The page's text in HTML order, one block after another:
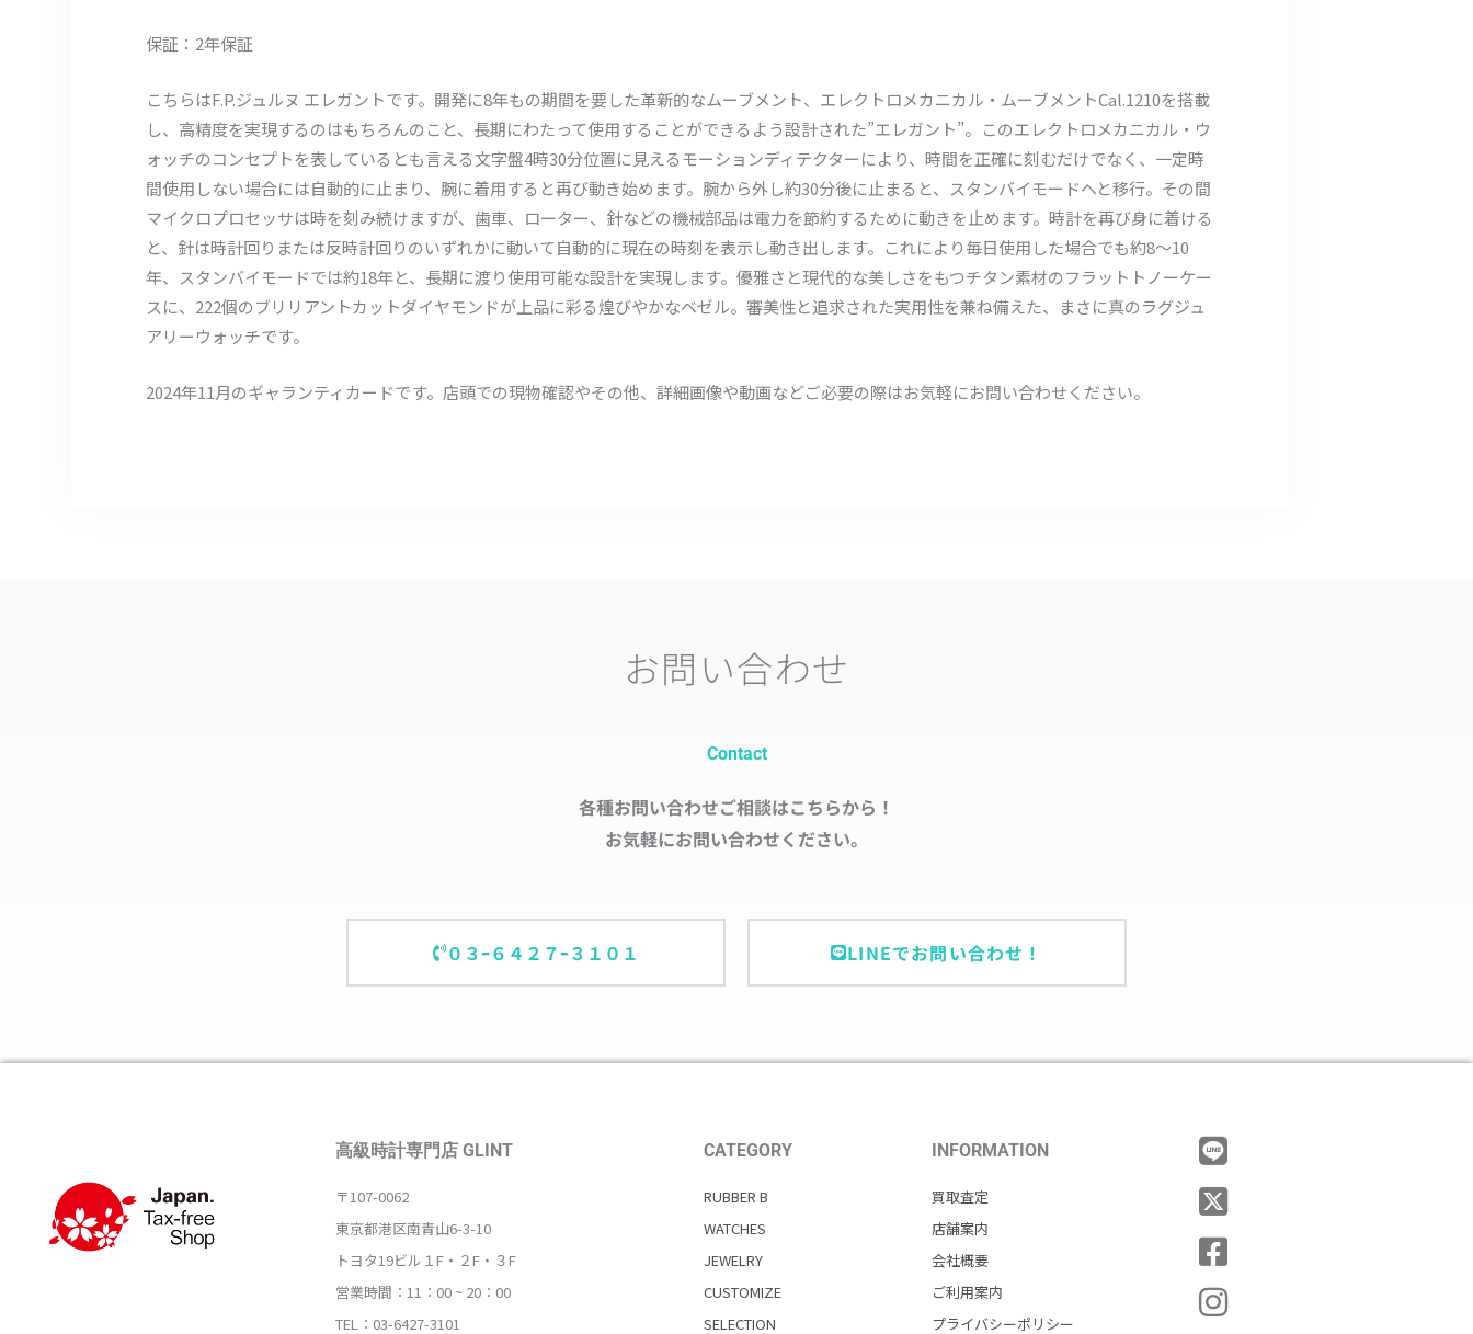
保証：2年保証
こちらはF.P.ジュルヌ エレガントです。開発に8年もの期間を要した革新的なムーブメント、エレクトロメカニカル・ムーブメントCal.1210を搭載
し、高精度を実現するのはもちろんのこと、長期にわたって使用することができるよう設計された”エレガント”。このエレクトロメカニカル・ウ
ォッチのコンセプトを表しているとも言える文字盤4時30分位置に見えるモーションディテクターにより、時間を正確に刻むだけでなく、一定時
間使用しない場合には自動的に止まり、腕に着用すると再び動き始めます。腕から外し約30分後に止まると、スタンバイモードへと移行。その間
マイクロプロセッサは時を刻み続けますが、歯車、ローター、針などの機械部品は電力を節約するために動きを止めます。時計を再び身に着ける
と、針は時計回りまたは反時計回りのいずれかに動いて自動的に現在の時刻を表示し動き出します。これにより毎日使用した場合でも約8～10
年、スタンバイモードでは約18年と、長期に渡り使用可能な設計を実現します。優雅さと現代的な美しさをもつチタン素材のフラットトノーケー
スに、222個のブリリアントカットダイヤモンドが上品に彩る煌びやかなベゼル。審美性と追求された実用性を兼ね備えた、まさに真のラグジュ
アリーウォッチです。
2024年11月のギャランティカードです。店頭での現物確認やその他、詳細画像や動画などご必要の際はお気軽にお問い合わせください。
お問い合わせ
Contact
各種お問い合わせご相談はこちらから！
お気軽にお問い合わせください。
０３ｰ６４２７ｰ３１０１ LINEでお問い合わせ！
高級時計専門店 GLINT
〒107-0062
東京都港区南青山6-3-10
トヨタ19ビル１F・２F・３F
営業時間：11：00 ~ 20：00
TEL：03-6427-3101
CATEGORY
RUBBER B
WATCHES
JEWELRY
CUSTOMIZE
SELECTION
INFORMATION
買取査定
店舗案内
会社概要
ご利用案内
プライバシーポリシー